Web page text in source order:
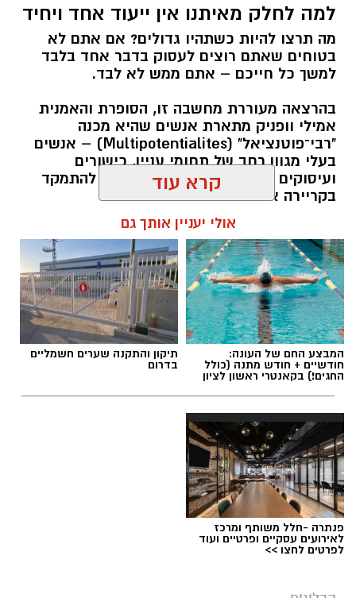
למה לחלק מאיתנו אין ייעוד אחד ויחיד
מה תרצו להיות כשתהיו גדולים? אם אתם לא
בטוחים שאתם רוצים לעסוק בדבר אחד בלבד
למשך כל חייכם – אתם ממש לא לבד.
בהרצאה מעוררת מחשבה זו, הסופרת והאמנית
אמילי וופניק מתארת אנשים שהיא מכנה
"רבי־פוטנציאל" (Multipotentialites) – אנשים
בעלי מגוון רחב של תחומי עניין, כישורים
ועיסוקים שונים לאורך חייהם, במקום להתמקד
בקריירה אחת בלבד.
האם גם אתם כאלה?
אלדה נתנאל / 09:20 07.08.26
קרא עוד
אולי יעניין אותך גם
המבצע החם של העונה:
חודשיים + חודש מתנה (כולל
החגים!) בקאנטרי ראשון לציון
תיקון והתקנה שערים חשמליים
בדרום
פנתרה -חלל משותף ומרכז
לאירועים עסקיים ופרטיים ועוד
לפרטים לחצו >>